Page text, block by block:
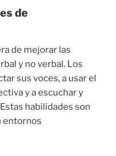
de
de mejorar las
y no verbal. Los
sus voces, a usar el
y a escuchar y
habilidades son
entornos